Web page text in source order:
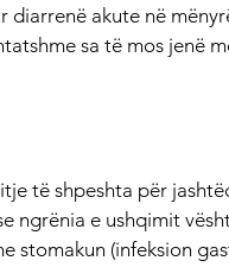
diarrenë akute në
sa të mos jenë
të shpeshta për
ngrënia e ushqimit
stomakun (infeksion